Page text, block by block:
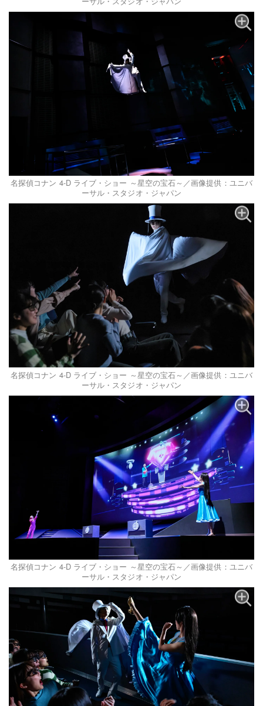
名探偵コナン 4-D ライブ・ショー ～星空の宝石～／画像提供：ユニバ
ーサル・スタジオ・ジャパン
名探偵コナン 4-D ライブ・ショー ～星空の宝石～／画像提供：ユニバ
ーサル・スタジオ・ジャパン
名探偵コナン 4-D ライブ・ショー ～星空の宝石～／画像提供：ユニバ
ーサル・スタジオ・ジャパン